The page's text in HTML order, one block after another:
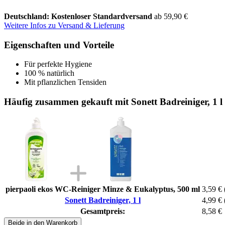
Deutschland: Kostenloser Standardversand ab 59,90 €
Weitere Infos zu Versand & Lieferung
Eigenschaften und Vorteile
Für perfekte Hygiene
100 % natürlich
Mit pflanzlichen Tensiden
Häufig zusammen gekauft mit Sonett Badreiniger, 1 l
pierpaoli ekos WC-Reiniger Minze & Eukalyptus, 500 ml 3,59 €
Sonett Badreiniger, 1 l
4,99 €
Gesamtpreis:
8,58 €
Beide in den Warenkorb